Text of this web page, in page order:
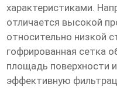
характеристиками.
отличается высокой
относительно низкой
гофрированная сетка
площадь поверхности
эффективную